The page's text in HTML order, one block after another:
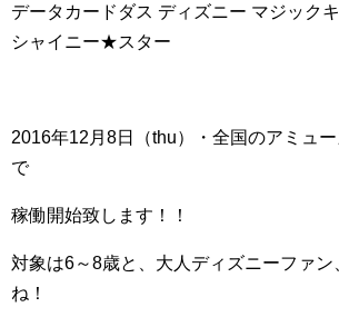
データカードダス ディズニー マジック
シャイニー★スター
2016年12月8日（thu）・全国のアミュ
で
稼働開始致します！！
対象は6～8歳と、大人ディズニーファ
ね！